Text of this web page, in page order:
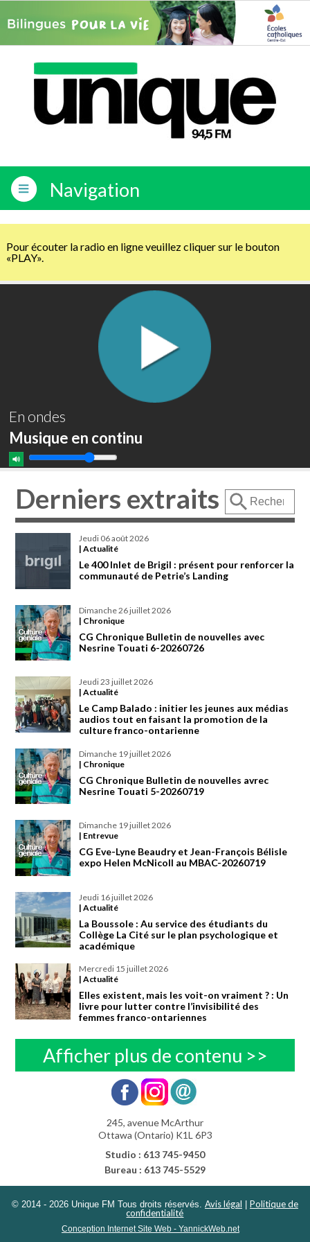
Navigation
Pour écouter la radio en ligne veuillez cliquer sur le bouton
«PLAY».
En ondes
Musique en continu
Derniers extraits
jeudi 06 août 2026
| Actualité
Le 400 Inlet de Brigil : présent pour renforcer la
communauté de Petrie’s Landing
dimanche 26 juillet 2026
| Chronique
CG Chronique Bulletin de nouvelles avec
Nesrine Touati 6-20260726
jeudi 23 juillet 2026
| Actualité
Le Camp Balado : initier les jeunes aux médias
audios tout en faisant la promotion de la
culture franco-ontarienne
dimanche 19 juillet 2026
| Chronique
CG Chronique Bulletin de nouvelles avrec
Nesrine Touati 5-20260719
dimanche 19 juillet 2026
| Entrevue
CG Eve-Lyne Beaudry et Jean-François Bélisle
expo Helen McNicoll au MBAC-20260719
jeudi 16 juillet 2026
| Actualité
La Boussole : Au service des étudiants du
Collège La Cité sur le plan psychologique et
académique
mercredi 15 juillet 2026
| Actualité
Elles existent, mais les voit-on vraiment ? : Un
livre pour lutter contre l’invisibilité des
femmes franco-ontariennes
Afficher plus de contenu >>
245, avenue McArthur
Ottawa (Ontario) K1L 6P3
Studio : 613 745-9450
Bureau : 613 745-5529
© 2014 - 2026 Unique FM Tous droits réservés. Avis légal
Politique de
confidentialité
Conception Internet Site Web - YannickWeb.net